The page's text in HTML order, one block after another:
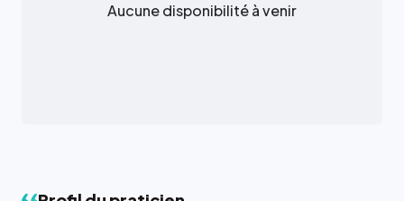
Aucune disponibilité à venir